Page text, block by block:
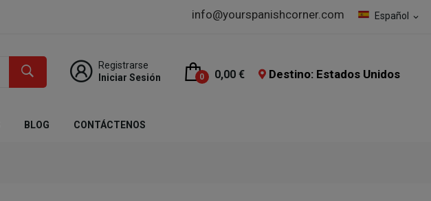
Español expand_more
info@yourspanishcorner.com
Registrarse
Iniciar Sesión
0 0,00 € Destino: Estados Unidos
BLOG CONTÁCTENOS